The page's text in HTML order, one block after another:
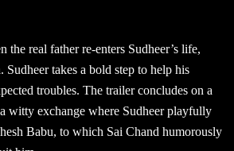
the real father re-enters Sudheer’s life,
Sudheer takes a bold step to help his
troubles. The trailer concludes on a
witty exchange where Sudheer playfully
Babu, to which Sai Chand humorously